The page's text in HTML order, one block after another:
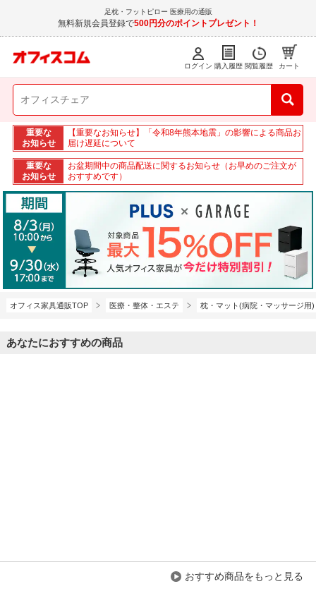
足枕・フットピロー 医療用の通販
無料新規会員登録で500円分のポイントプレゼント！
ログイン 購入履歴 閲覧履歴 カート
重要な
お知らせ
【重要なお知らせ】「令和8年熊本地震」の影響による商品お
届け遅延について
重要な
お知らせ
お盆期間中の商品配送に関するお知らせ（お早めのご注文が
おすすめです）
オフィス家具通販TOP 医療・整体・エステ 枕・マット(病院・マッサージ用)
あなたにおすすめの商品
おすすめ商品をもっと見る